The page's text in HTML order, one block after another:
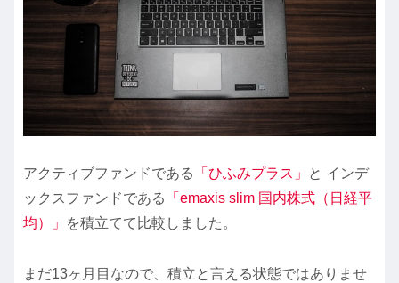
アクティブファンドである 「ひふみプラス」
と インデ
ックスファンドである
「emaxis slim 国内株式（日経平
均）」
を積立てて比較しました。
まだ13ヶ月目なので、積立と言える状態ではありませ